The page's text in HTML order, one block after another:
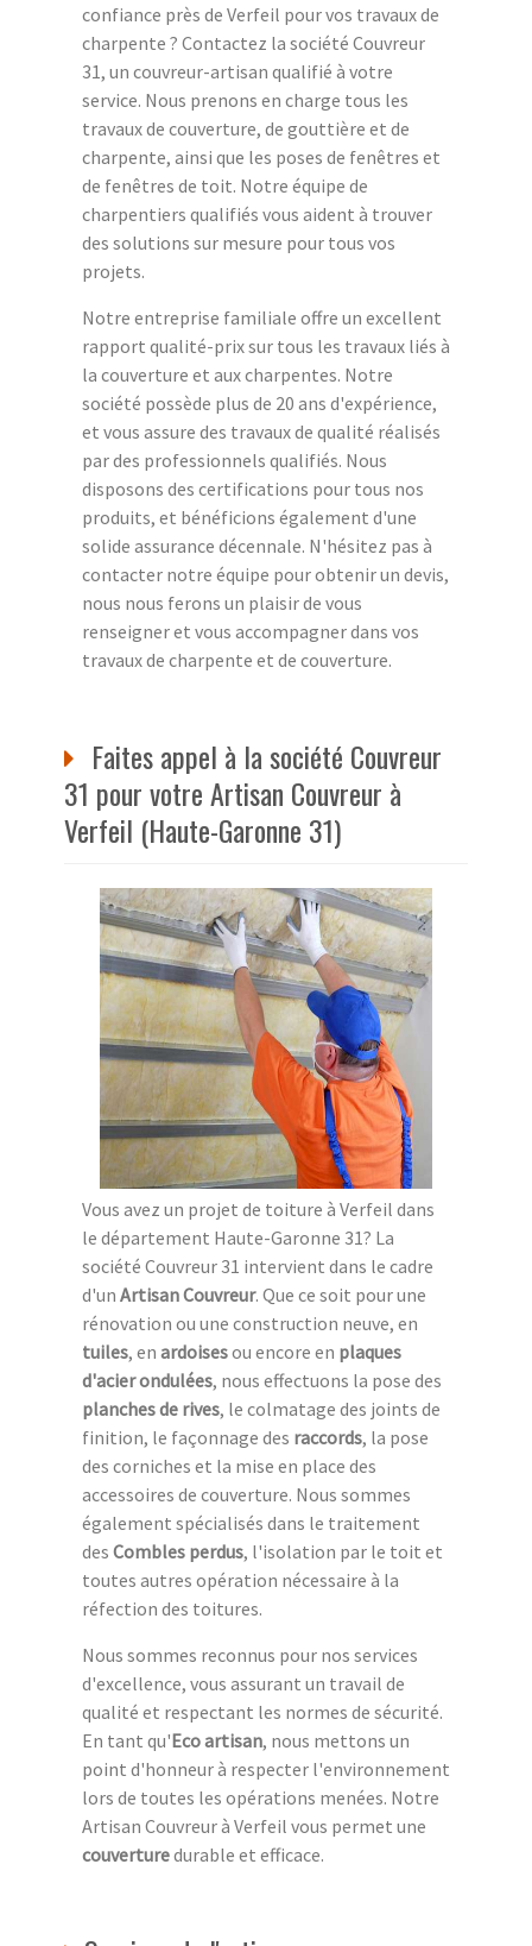
confiance près de Verfeil pour vos travaux de
charpente ? Contactez la société Couvreur
31, un couvreur-artisan qualifié à votre
service. Nous prenons en charge tous les
travaux de couverture, de gouttière et de
charpente, ainsi que les poses de fenêtres et
de fenêtres de toit. Notre équipe de
charpentiers qualifiés vous aident à trouver
des solutions sur mesure pour tous vos
projets.
Notre entreprise familiale offre un excellent
rapport qualité-prix sur tous les travaux liés à
la couverture et aux charpentes. Notre
société possède plus de 20 ans d'expérience,
et vous assure des travaux de qualité réalisés
par des professionnels qualifiés. Nous
disposons des certifications pour tous nos
produits, et bénéficions également d'une
solide assurance décennale. N'hésitez pas à
contacter notre équipe pour obtenir un devis,
nous nous ferons un plaisir de vous
renseigner et vous accompagner dans vos
travaux de charpente et de couverture.
Faites appel à la société Couvreur
31 pour votre Artisan Couvreur à
Verfeil (Haute-Garonne 31)
Vous avez un projet de toiture à Verfeil dans
le département Haute-Garonne 31? La
société Couvreur 31 intervient dans le cadre
d'un Artisan Couvreur. Que ce soit pour une
rénovation ou une construction neuve, en
tuiles, en ardoisesou encore en plaques
d'acier ondulées, nous effectuons la pose des
planches de rives, le colmatage des joints de
finition, le façonnage des raccords, la pose
des corniches et la mise en place des
accessoires de couverture. Nous sommes
également spécialisés dans le traitement
des Combles perdus, l'isolation par le toit et
toutes autres opération nécessaire à la
réfection des toitures.
Nous sommes reconnus pour nos services
d'excellence, vous assurant un travail de
qualité et respectant les normes de sécurité.
En tant qu'Eco artisan, nous mettons un
point d'honneur à respecter l'environnement
lors de toutes les opérations menées. Notre
Artisan Couvreur à Verfeil vous permet une
couverturedurable et efficace.